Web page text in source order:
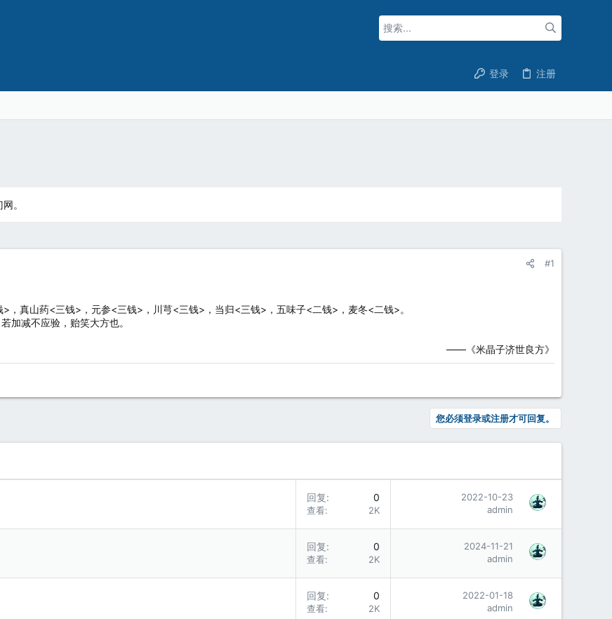
登录 注册
。
#1
，真山药<三钱>，元参<三钱>，川芎<三钱>，当归<三钱>，五味子<二钱>，麦冬<二钱>。
加减不应验，贻笑大方也。
——《米晶子济世良方》​
您必须登录或注册才可回复。
回复 0
查看 2K
2022-10-23
admin
回复 0
查看 2K
2024-11-21
admin
回复 0
查看 2K
2022-01-18
admin